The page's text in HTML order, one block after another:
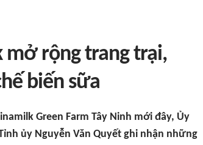
mở rộng trang trại,
biến sữa
Green Farm Tây Ninh mới đây, Ủy
ủy Nguyễn Văn Quyết ghi nhận những